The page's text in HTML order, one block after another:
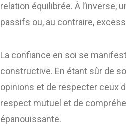
relation équilibrée. À
passifs ou, au contraire,
La confiance en soi se
constructive. En étant sûr de
opinions et de respecter ceux
respect mutuel et de
épanouissante.